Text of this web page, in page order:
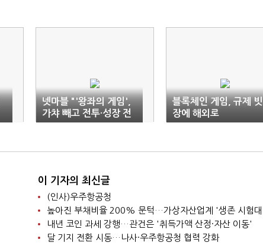
넷마블 "'왕좌의 게임',
가챠 빼고 전투·성장 전
면 재설계"
블록체인 게임, 규제 빗
장에 해외로
이 기자의 최신글
(인사)우주항공청
높아진 부채비율 200% 문턱…가상자산업계 '생존 시험
내년 코인 과세 강행…관건은 '취득가액 산정·자산 이동'
달 기지 전환 시동…나사·우주항공청 협력 강화